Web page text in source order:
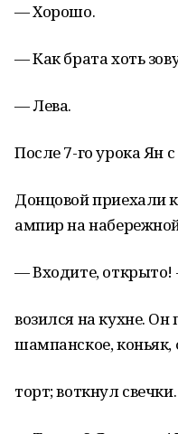
— Хорошо.
— Как брата хоть
— Лева.
После 7-го урока Ян с
Донцовой приехали
ампир на
— Входите,
возился на кухне. Он
шампанское,
торт; воткнул